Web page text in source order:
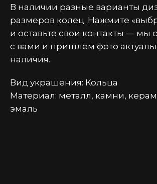
В наличии разные варианты
размеров колец. Нажмите
и оставьте свои контакты — мы
с вами и пришлем фото
наличия.
Вид украшения: Кольца
Материал: металл, камни,
эмаль